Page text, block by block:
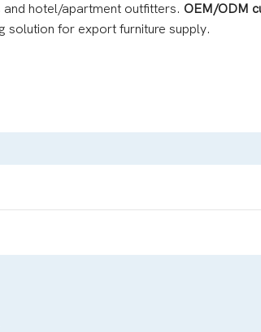
hotel/apartment outfitters. OEM/ODM
solution for export furniture supply.